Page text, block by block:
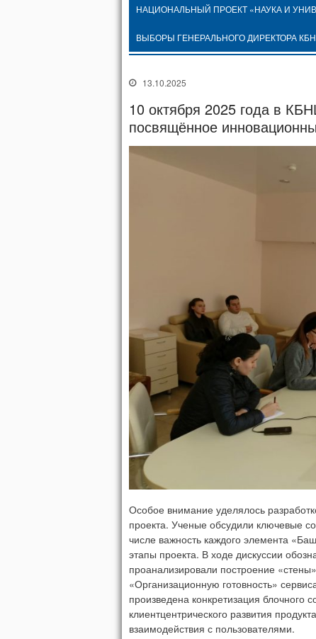
НАЦИОНАЛЬНЫЙ ПРОЕКТ «НАУКА И
ВЫБОРЫ ГЕНЕРАЛЬНОГО ДИРЕКТОРА
13.10.2025
10 октября 2025 года в
посвящённое
Особое внимание уделялось
проекта. Ученые обсудили ключевые
числе важность каждого элемента
этапы проекта. В ходе дискуссии
проанализировали построение
«Организационную готовность»
произведена конкретизация
клиентцентрического развития
взаимодействия с пользователями.